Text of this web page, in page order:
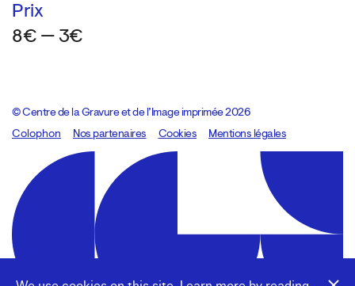
Prix
8€ — 3€
© Centre de la Gravure et de l’Image imprimée 2026
Colophon
Design:Marcel Kaczmarek, code:8080.studio
Nos partenaires Cookies Mentions légales